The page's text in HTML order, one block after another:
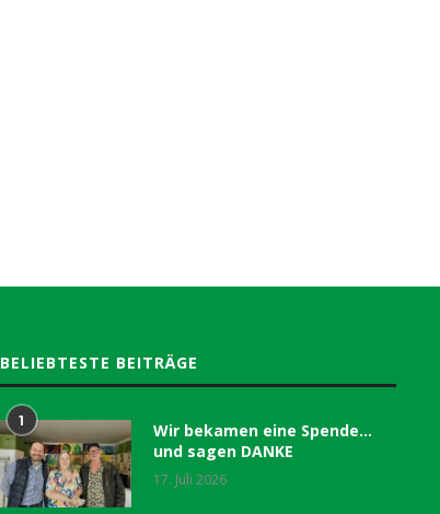
BELIEBTESTE BEITRÄGE
1
Wir bekamen eine Spende…
und sagen DANKE
17. Juli 2026